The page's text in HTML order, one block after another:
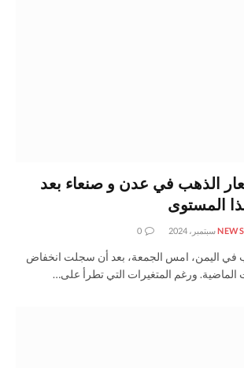
الذهب في عدن و صنعاء بعد
المستوى
0
في اليمن، امس الجمعة، بعد أن سجلت انخفاض
ورغم المتغيرات التي تطرأ على…